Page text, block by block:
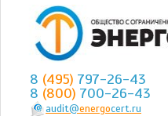
8 (495) 797-26-43
8 (800) 700-26-43
audit@energocert.ru